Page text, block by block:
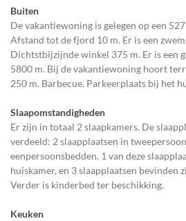
Buiten
De vakantiewoning is gelegen op een
Afstand tot de fjord 10 m. Er is een
Dichtstbijzijnde winkel 375 m. Er is een
5800 m. Bij de vakantiewoning hoort
250 m. Barbecue. Parkeerplaats bij het
Slaapomstandigheden
Er zijn in totaal 2 slaapkamers. De
verdeeld: 2 slaapplaatsen in
eenpersoonsbedden. 1 van deze
huiskamer, en 3 slaapplaatsen bevinden
Verder is kinderbed ter beschikking.
Keuken